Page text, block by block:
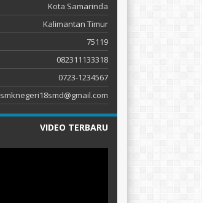
Kota Samarinda
Kalimantan Timur
75119
082311133318
0723-1234567
smknegeri18smd@gmail.com
VIDEO TERBARU